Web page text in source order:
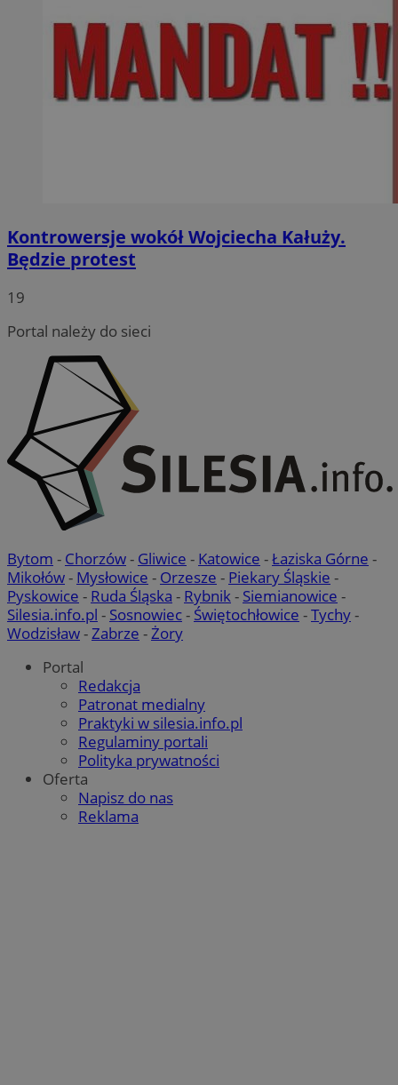
Kontrowersje wokół Wojciecha Kałuży.
Będzie protest
19
Portal należy do sieci
Bytom - Chorzów- Gliwice - Katowice -Łaziska Górne -
Mikołów- Mysłowice - Orzesze - Piekary Śląskie -
Pyskowice - Ruda Śląska - Rybnik- Siemianowice -
Silesia.info.pl - Sosnowiec- Świętochłowice -Tychy-
Wodzisław-Zabrze -Żory
Portal
Redakcja
Patronat medialny
Praktyki w silesia.info.pl
Regulaminy portali
Polityka prywatności
Oferta
Napisz do nas
Reklama